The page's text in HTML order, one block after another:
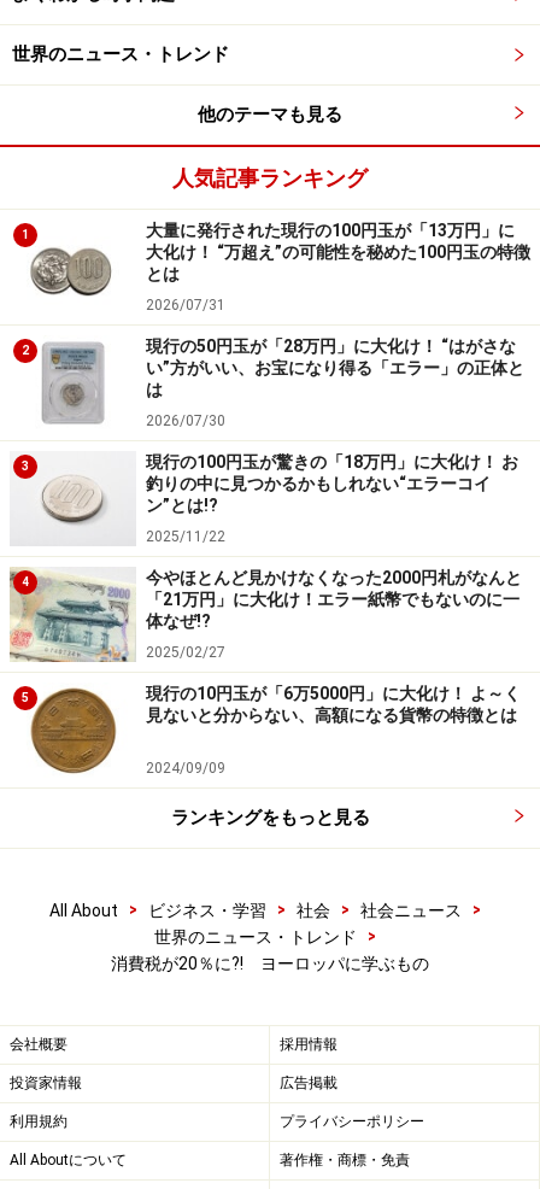
世界のニュース・トレンド
他のテーマも見る
人気記事ランキング
1
大量に発行された現行の100円玉が「13万円」に
大化け！ “万超え”の可能性を秘めた100円玉の特徴
とは
2026/07/31
2
現行の50円玉が「28万円」に大化け！ “はがさな
い”方がいい、お宝になり得る「エラー」の正体と
は
2026/07/30
3
現行の100円玉が驚きの「18万円」に大化け！ お
釣りの中に見つかるかもしれない“エラーコイ
ン”とは!?
2025/11/22
4
今やほとんど見かけなくなった2000円札がなんと
「21万円」に大化け！エラー紙幣でもないのに一
体なぜ!?
2025/02/27
5
現行の10円玉が「6万5000円」に大化け！ よ～く
見ないと分からない、高額になる貨幣の特徴とは
2024/09/09
ランキングをもっと見る
All About > ビジネス・学習 > 社会 > 社会ニュース
>
世界のニュース・トレンド
>
消費税が20％に?! ヨーロッパに学ぶもの
会社概要 採用情報
投資家情報 広告掲載
利用規約 プライバシーポリシー
All Aboutについて 著作権・商標・免責